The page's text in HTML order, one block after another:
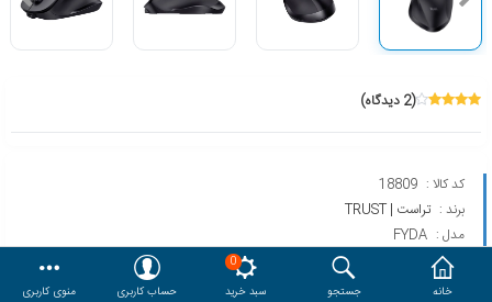
دسترسی کاربری حساب کاربری
خانه جستجو
0
سبد خرید
حساب کاربری منوی کاربری
(2 دیدگاه)
کد کالا :
برند : تراست | TRUST
مدل :